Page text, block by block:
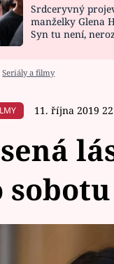
CELEBRITY
VAŘENÍ
Srdceryvný
manželky Glena
Syn tu není,
Seriály a filmy
11. října 2019